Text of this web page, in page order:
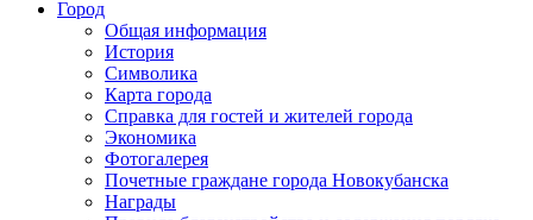
Город
Общая информация
История
Символика
Карта города
Справка для гостей и жителей города
Экономика
Фотогалерея
Почетные граждане города Новокубанска
Награды